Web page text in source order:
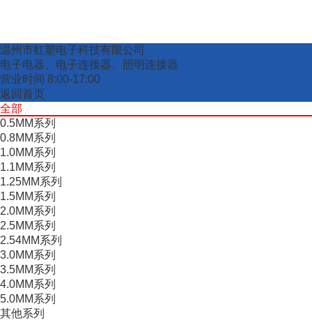
温州市虹塑电子科技有限公司
电子电器、电子连接器、照明连接器
营业时间 8:00-17:00
返回首页
全部
0.5MM系列
0.8MM系列
1.0MM系列
1.1MM系列
1.25MM系列
1.5MM系列
2.0MM系列
2.5MM系列
2.54MM系列
3.0MM系列
3.5MM系列
4.0MM系列
5.0MM系列
其他系列